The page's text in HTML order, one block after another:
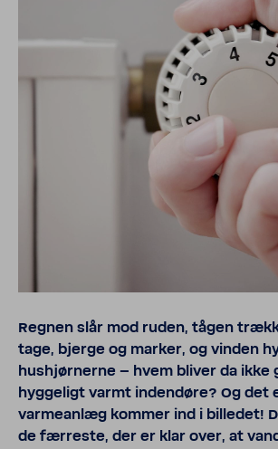
Regnen slår mod ruden, tågen
tage, bjerge og marker, og vinden
hushjørnerne – hvem bliver da ikke
hygge­ligt varmt indendøre? Og det
varmeanlæg kommer ind i billedet!
de færreste, der er klar over, at